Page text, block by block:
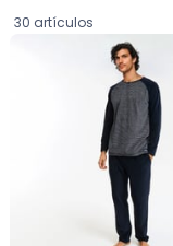
30 artículos